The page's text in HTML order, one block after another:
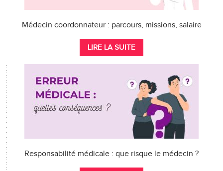
Médecin coordonnateur : parcours, missions, salaire
LIRE LA SUITE
Responsabilité médicale : que risque le médecin ?